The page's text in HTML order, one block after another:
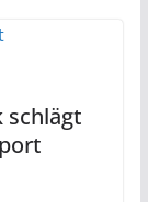
schlägt